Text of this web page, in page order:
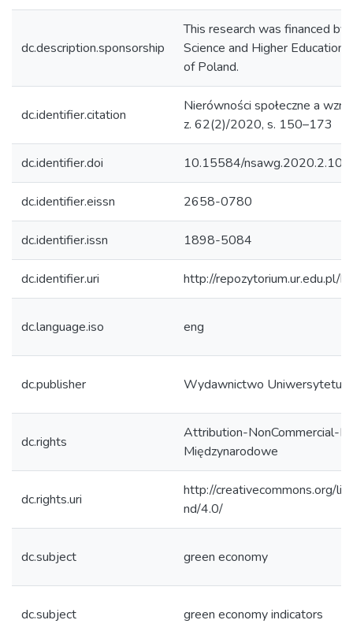
dc.description.sponsorship
This research was financed
Science and Higher Education
of Poland.
dc.identifier.citation
Nierówności społeczne a
z. 62(2)/2020, s. 150–173
dc.identifier.doi 10.15584/nsawg.2020.2.10
dc.identifier.eissn 2658-0780
dc.identifier.issn 1898-5084
dc.identifier.uri http://repozytorium.ur.edu.pl/
dc.language.iso eng
dc.publisher Wydawnictwo Uniwersytetu
dc.rights
Attribution-NonCommercial-
Międzynarodowe
dc.rights.uri
http://creativecommons.org/
nd/4.0/
dc.subject green economy
dc.subject green economy indicators